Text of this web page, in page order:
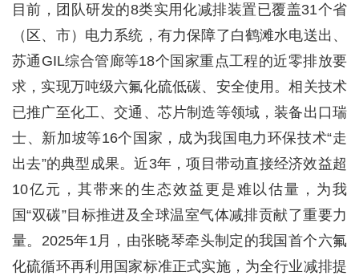
目前，团队研发的8类实用化减排装置已覆盖31个省
（区、市）电力系统，有力保障了白鹤滩水电送出、
苏通GIL综合管廊等18个国家重点工程的近零排放要
求，实现万吨级六氟化硫低碳、安全使用。相关技术
已推广至化工、交通、芯片制造等领域，装备出口瑞
士、新加坡等16个国家，成为我国电力环保技术“走
出去”的典型成果。近3年，项目带动直接经济效益超
10亿元，其带来的生态效益更是难以估量，为我
国“双碳”目标推进及全球温室气体减排贡献了重要力
量。2025年1月，由张晓琴牵头制定的我国首个六氟
化硫循环再利用国家标准正式实施，为全行业减排提